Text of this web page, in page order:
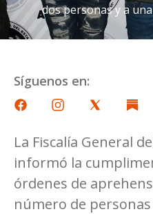
dos personas y a
Síguenos en:
La Fiscalía General
informó la
órdenes de
número de